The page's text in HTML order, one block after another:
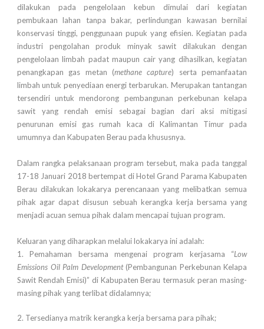
dilakukan pada pengelolaan kebun dimulai dari kegiatan
pembukaan lahan tanpa bakar, perlindungan kawasan bernilai
konservasi tinggi, penggunaan pupuk yang efisien. Kegiatan pada
industri pengolahan produk minyak sawit dilakukan dengan
pengelolaan limbah padat maupun cair yang dihasilkan, kegiatan
penangkapan gas metan (methane capture) serta pemanfaatan
limbah untuk penyediaan energi terbarukan. Merupakan tantangan
tersendiri untuk mendorong pembangunan perkebunan kelapa
sawit yang rendah emisi sebagai bagian dari aksi mitigasi
penurunan emisi gas rumah kaca di Kalimantan Timur pada
umumnya dan Kabupaten Berau pada khususnya.
Dalam rangka pelaksanaan program tersebut, maka pada tanggal
17-18 Januari 2018 bertempat di Hotel Grand Parama Kabupaten
Berau dilakukan lokakarya perencanaan yang melibatkan semua
pihak agar dapat disusun sebuah kerangka kerja bersama yang
menjadi acuan semua pihak dalam mencapai tujuan program.
Keluaran yang diharapkan melalui lokakarya ini adalah:
1. Pemahaman bersama mengenai program kerjasama “Low
Emissions Oil Palm Development (Pembangunan Perkebunan Kelapa
Sawit Rendah Emisi)” di Kabupaten Berau termasuk peran masing-
masing pihak yang terlibat didalamnya;
2. Tersedianya matrik kerangka kerja bersama para pihak;